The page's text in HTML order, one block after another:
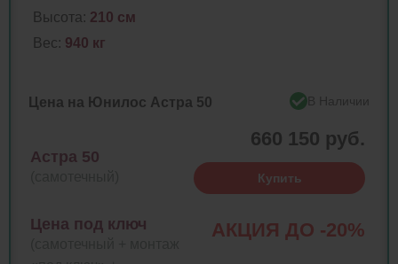
Высота: 210 см
Вес: 940 кг
Цена на Юнилос Астра 50 В Наличии
Астра 50
660 150 руб.
Купить
Цена под ключ АКЦИЯ ДО -20%